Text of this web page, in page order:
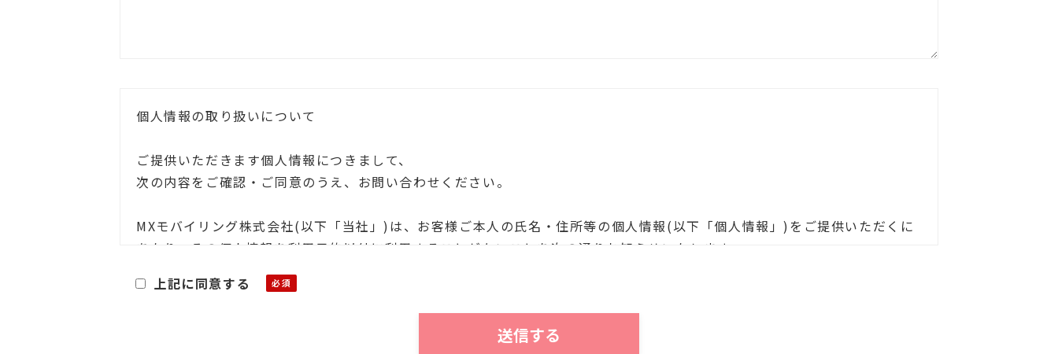
個人情報の取り扱いについて
ご提供いただきます個人情報につきまして、
次の内容をご確認・ご同意のうえ、お問い合わせください。
MXモバイリング株式会社(以下「当社」)は、お客様ご本人の氏名・住所等の個人情報(以下「個人情報」)をご提供いただくに
あたり、その個人情報を利用目的以外に利用することがないことを次の通りお知らせいたします。
■利用目的
お客様よりご提供いただきました個人情報は、当社において、次の目的にのみ利用させていただきます。
・関連する新商品・サービスに関する情報のお知らせのため
上記に同意する